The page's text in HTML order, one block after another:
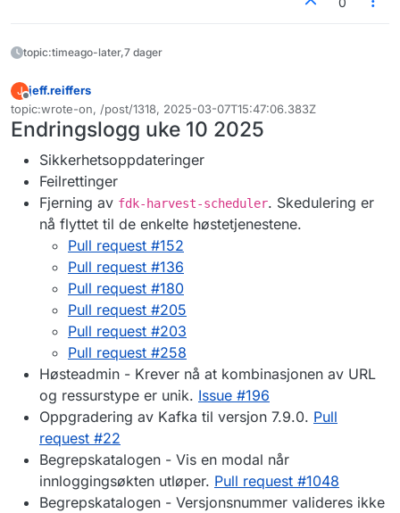
topic:timeago-later,7 dager
J
Frakoblet
jeff.reiffers
topic:wrote-on, /post/1318, 2025-03-07T15:47:06.383Z
Sist endret av
Endringslogg uke 10 2025
Sikkerhetsoppdateringer
Feilrettinger
Fjerning av fdk-harvest-scheduler. Skedulering er
nå flyttet til de enkelte høstetjenestene.
Pull request #152
Pull request #136
Pull request #180
Pull request #205
Pull request #203
Pull request #258
Høsteadmin - Krever nå at kombinasjonen av URL
og ressurstype er unik. Issue #196
Oppgradering av Kafka til versjon 7.9.0. Pull
request #22
Begrepskatalogen - Vis en modal når
innloggingsøkten utløper. Pull request #1048
Begrepskatalogen - Versjonsnummer valideres ikke